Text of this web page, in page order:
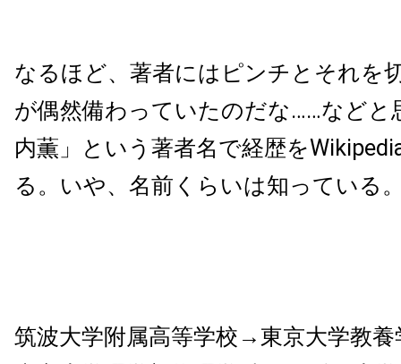
なるほど、著者にはピンチとそれを
が偶然備わっていたのだな……などと
内薫」という著者名で経歴を
る。いや、名前くらいは知っている
筑波大学附属高等学校→東京大学教